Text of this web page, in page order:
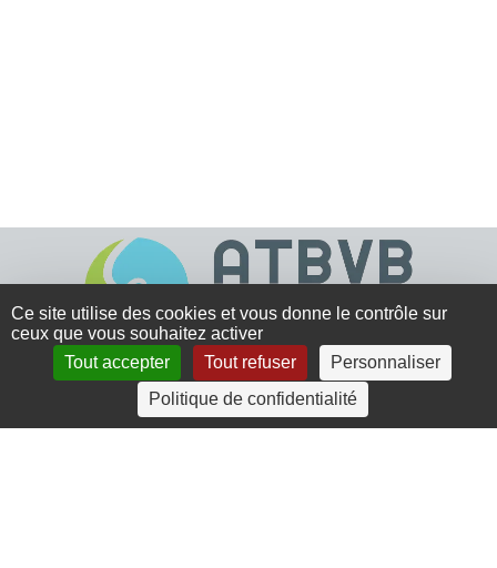
4 rue Crec’h-Ugen
22810 Belle Isle en Terre
Ce site utilise des cookies et vous donne le contrôle sur
ceux que vous souhaitez activer
Tout accepter
Tout refuser
Personnaliser
Politique de confidentialité